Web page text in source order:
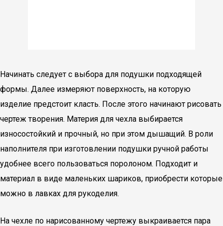
Начинать следует с выбора для подушки подходящей
формы. Далее измеряют поверхность, на которую
изделие предстоит класть. После этого начинают рисовать
чертеж творения. Материя для чехла выбирается
износостойкий и прочный, но при этом дышащий. В роли
наполнителя при изготовлении подушки ручной работы
удобнее всего пользоваться поролоном. Подходит и
материал в виде маленьких шариков, приобрести которые
можно в лавках для рукоделия.
На чехле по нарисованному чертежу выкраивается пара